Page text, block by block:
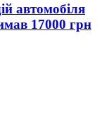
автомобіля
17000 грн